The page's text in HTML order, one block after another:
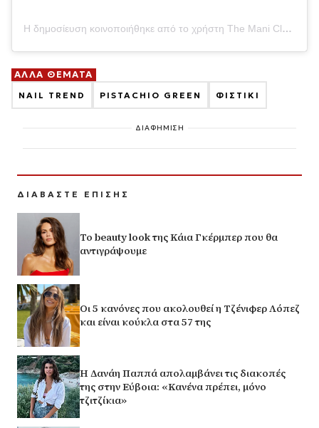
Η δημοσίευση κοινοποιήθηκε από το χρήστη The Mani Club (@themaniclub)
ΑΛΛΑ ΘΕΜΑΤΑ
NAIL TREND PISTACHIO GREEN ΦΙΣΤΙΚΙ
ΔΙΑΦΗΜΙΣΗ
ΔΙΑΒΑΣΤΕ ΕΠΙΣΗΣ
Το beauty look της Κάια Γκέρμπερ που θα
αντιγράψουμε
Οι 5 κανόνες που ακολουθεί η Τζένιφερ Λόπεζ
και είναι κούκλα στα 57 της
Η Δανάη Παππά απολαμβάνει τις διακοπές
της στην Εύβοια: «Κανένα πρέπει, μόνο
τζιτζίκια»